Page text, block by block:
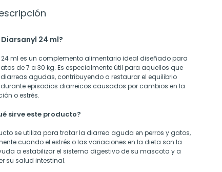
Diarsanyl 24 ml?
ml es un complemento alimentario ideal diseñado para
de 7 a 30 kg. Es especialmente útil para aquellos que
agudas, contribuyendo a restaurar el equilibrio
episodios diarreicos causados por cambios en la
o estrés.
sirve este producto?
se utiliza para tratar la diarrea aguda en perros y gatos,
cuando el estrés o las variaciones en la dieta son la
a estabilizar el sistema digestivo de su mascota y a
su salud intestinal.